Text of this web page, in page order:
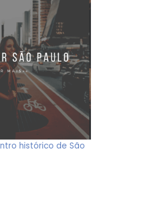
histórico de São